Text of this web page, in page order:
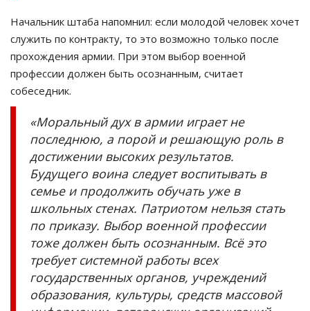
Начальник штаба напомнил: если молодой человек хочет
служить по контракту, то это возможно только после
прохождения армии. При этом выбор военной
профессии должен быть осознанным, считает
собеседник.
«Моральный дух в армии играет не
последнюю, а порой и решающую роль в
достижении высоких результатов.
Будущего воина следует воспитывать в
семье и продолжить обучать уже в
школьных стенах. Патриотом нельзя стать
по приказу. Выбор военной профессии
тоже должен быть осознанным. Всё это
требует системной работы всех
государственных органов, учреждений
образования, культуры, средств массовой